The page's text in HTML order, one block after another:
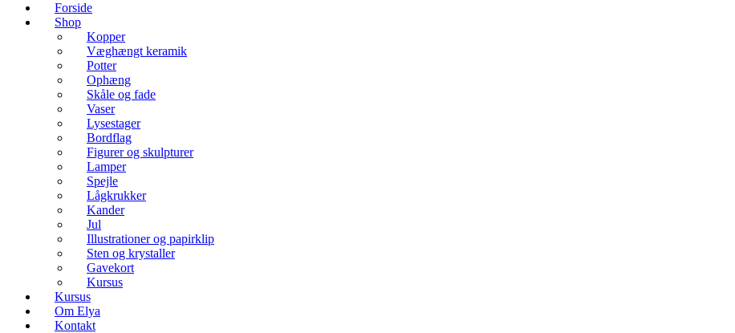
Forside
Shop
Kopper
Væghængt keramik
Potter
Ophæng
Skåle og fade
Vaser
Lysestager
Bordflag
Figurer og skulpturer
Lamper
Spejle
Lågkrukker
Kander
Jul
Illustrationer og papirklip
Sten og krystaller
Gavekort
Kursus
Kursus
Om Elya
Kontakt